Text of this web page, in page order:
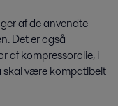
af de anvendte
Det er også
af kompressorolie, i
være kompatibelt